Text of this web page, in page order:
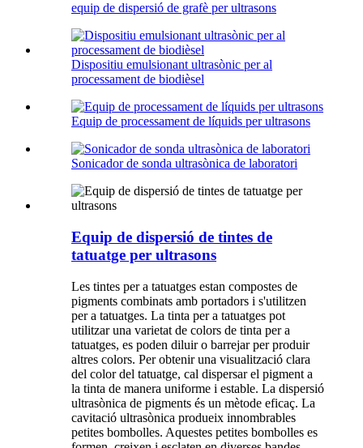
equip de dispersió de grafè per ultrasons
Dispositiu emulsionant ultrasònic per al
processament de biodièsel
Equip de processament de líquids per ultrasons
Sonicador de sonda ultrasònica de laboratori
Equip de dispersió de tintes de
tatuatge per ultrasons
Les tintes per a tatuatges estan compostes de
pigments combinats amb portadors i s'utilitzen
per a tatuatges. La tinta per a tatuatges pot
utilitzar una varietat de colors de tinta per a
tatuatges, es poden diluir o barrejar per produir
altres colors. Per obtenir una visualització clara
del color del tatuatge, cal dispersar el pigment a
la tinta de manera uniforme i estable. La dispersió
ultrasònica de pigments és un mètode eficaç. La
cavitació ultrasònica produeix innombrables
petites bombolles. Aquestes petites bombolles es